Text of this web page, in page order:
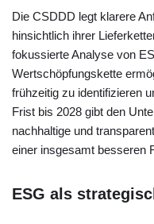
Die CSDDD legt klarere
hinsichtlich ihrer
fokussierte Analyse von
Wertschöpfungskette
frühzeitig zu identifizieren
Frist bis 2028 gibt den
nachhaltige und
einer insgesamt besseren
ESG als